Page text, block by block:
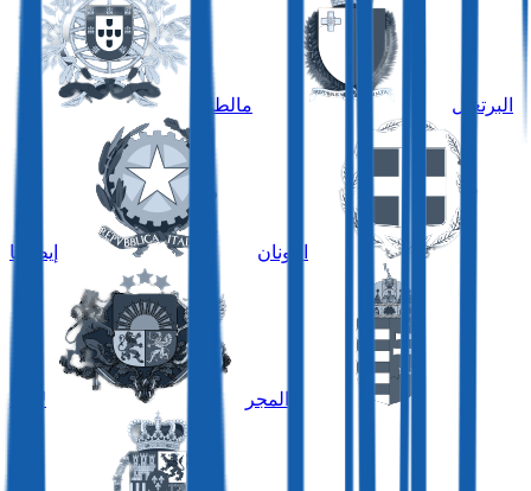
البرتغال مالطا
اليونان إيطاليا
المجر لاتفيا